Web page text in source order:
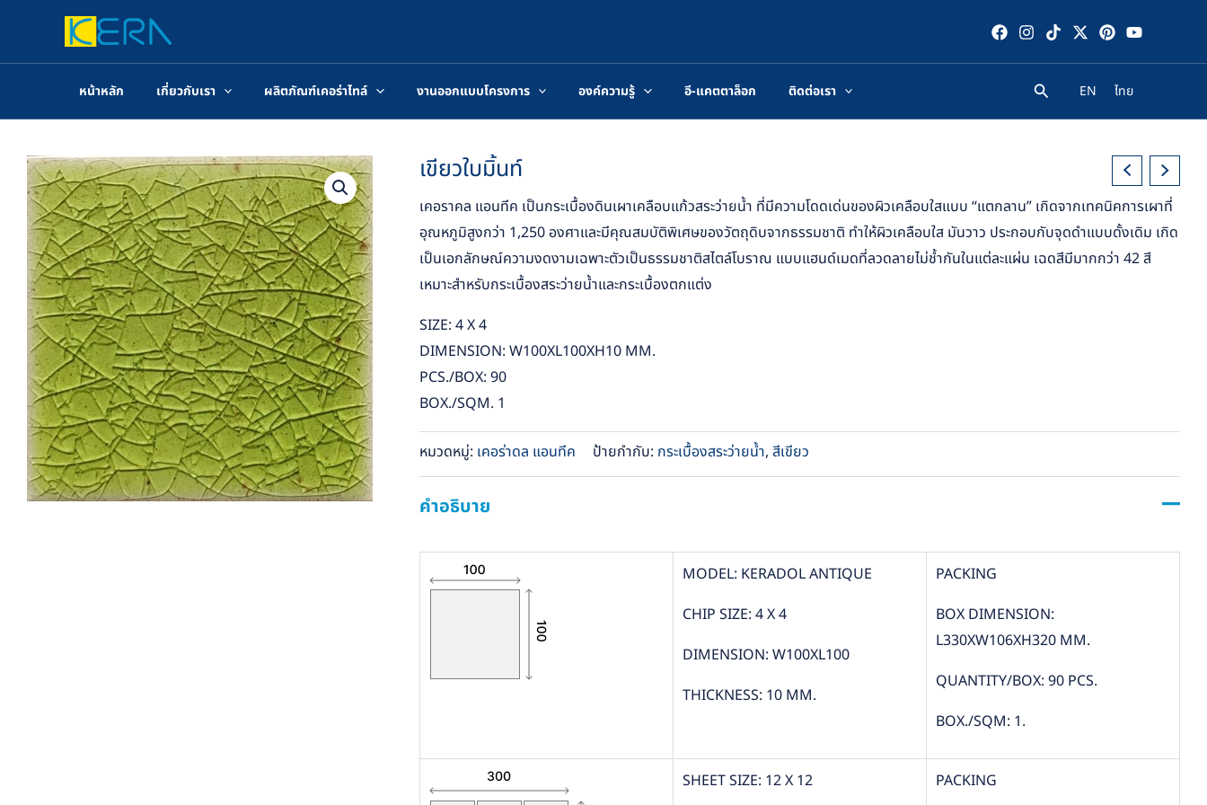
หน้าหลัก เกี่ยวกับเรา ผลิตภัณฑ์เคอร่าไทล์ งานออกแบบโครงการ องค์ความรู้ อี-แคตตาล็อก ติดต่อเรา EN ไทย
เขียวใบมิ้นท์
เคอราคล แอนทีค เป็นกระเบื้องดินเผาเคลือบแก้วสระว่ายน้ำ ที่มีความโดดเด่นของผิวเคลือบใสแบบ “แตกลาน” เกิดจากเทคนิคการเผาที่
อุณหภูมิสูงกว่า 1,250 องศาและมีคุณสมบัติพิเศษของวัตถุดิบจากธรรมชาติ ทำให้ผิวเคลือบใส มันวาว ประกอบกับจุดดำแบบดั้งเดิม เกิด
เป็นเอกลักษณ์ความงดงามเฉพาะตัวเป็นธรรมชาติสไตล์โบราณ แบบแฮนด์เมดที่ลวดลายไม่ช้ำกันในแต่ละแผ่น เฉดสีมีมากกว่า 42 สี
เหมาะสำหรับกระเบื้องสระว่ายน้ำและกระเบื้องตกแต่ง
SIZE: 4 X 4
DIMENSION: W100XL100XH10 MM.
PCS./BOX: 90
BOX./SQM. 1
หมวดหมู่: เคอร่าดล แอนทีค ป้ายกำกับ: กระเบื้องสระว่ายน้ำ, สีเขียว
คำอธิบาย
MODEL: KERADOL ANTIQUE
CHIP SIZE: 4 X 4
DIMENSION: W100XL100
THICKNESS: 10 MM.
PACKING
BOX DIMENSION:
L330XW106XH320 MM.
QUANTITY/BOX: 90 PCS.
BOX./SQM: 1.
SHEET SIZE: 12 X 12
PACKING